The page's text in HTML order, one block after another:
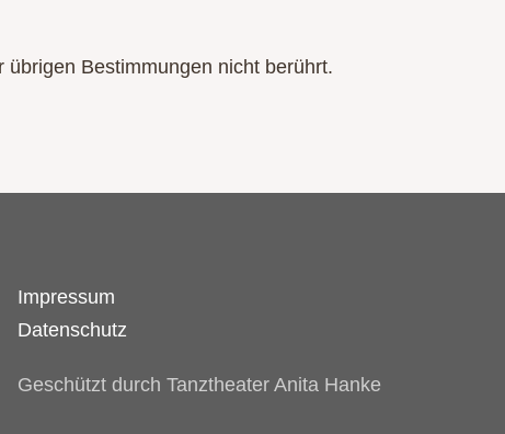
Bestimmungen nicht berührt.
Impressum
Datenschutz
Geschützt durch Tanztheater Anita Hanke